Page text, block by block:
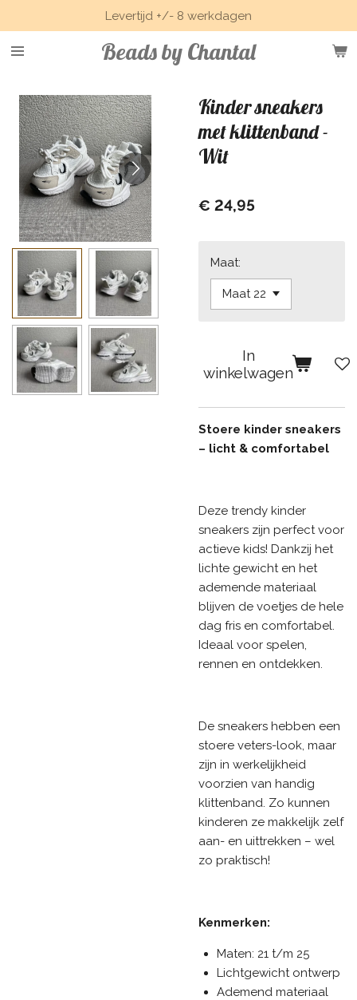
direct
naar
hoofdinhoud
Beads by Chantal
Levertijd +/- 8 werkdagen
Kinder sneakers
met klittenband -
Wit
€ 24,95
Maat:
In
winkelwagen
Stoere kinder sneakers
– licht & comfortabel
Deze trendy kinder
sneakers zijn perfect voor
actieve kids! Dankzij het
lichte gewicht en het
ademende materiaal
blijven de voetjes de hele
dag fris en comfortabel.
Ideaal voor spelen,
rennen en ontdekken.
De sneakers hebben een
stoere veters-look, maar
zijn in werkelijkheid
voorzien van handig
klittenband. Zo kunnen
kinderen ze makkelijk zelf
aan- en uittrekken – wel
zo praktisch!
Kenmerken:
Maten: 21 t/m 25
Lichtgewicht ontwerp
Ademend materiaal